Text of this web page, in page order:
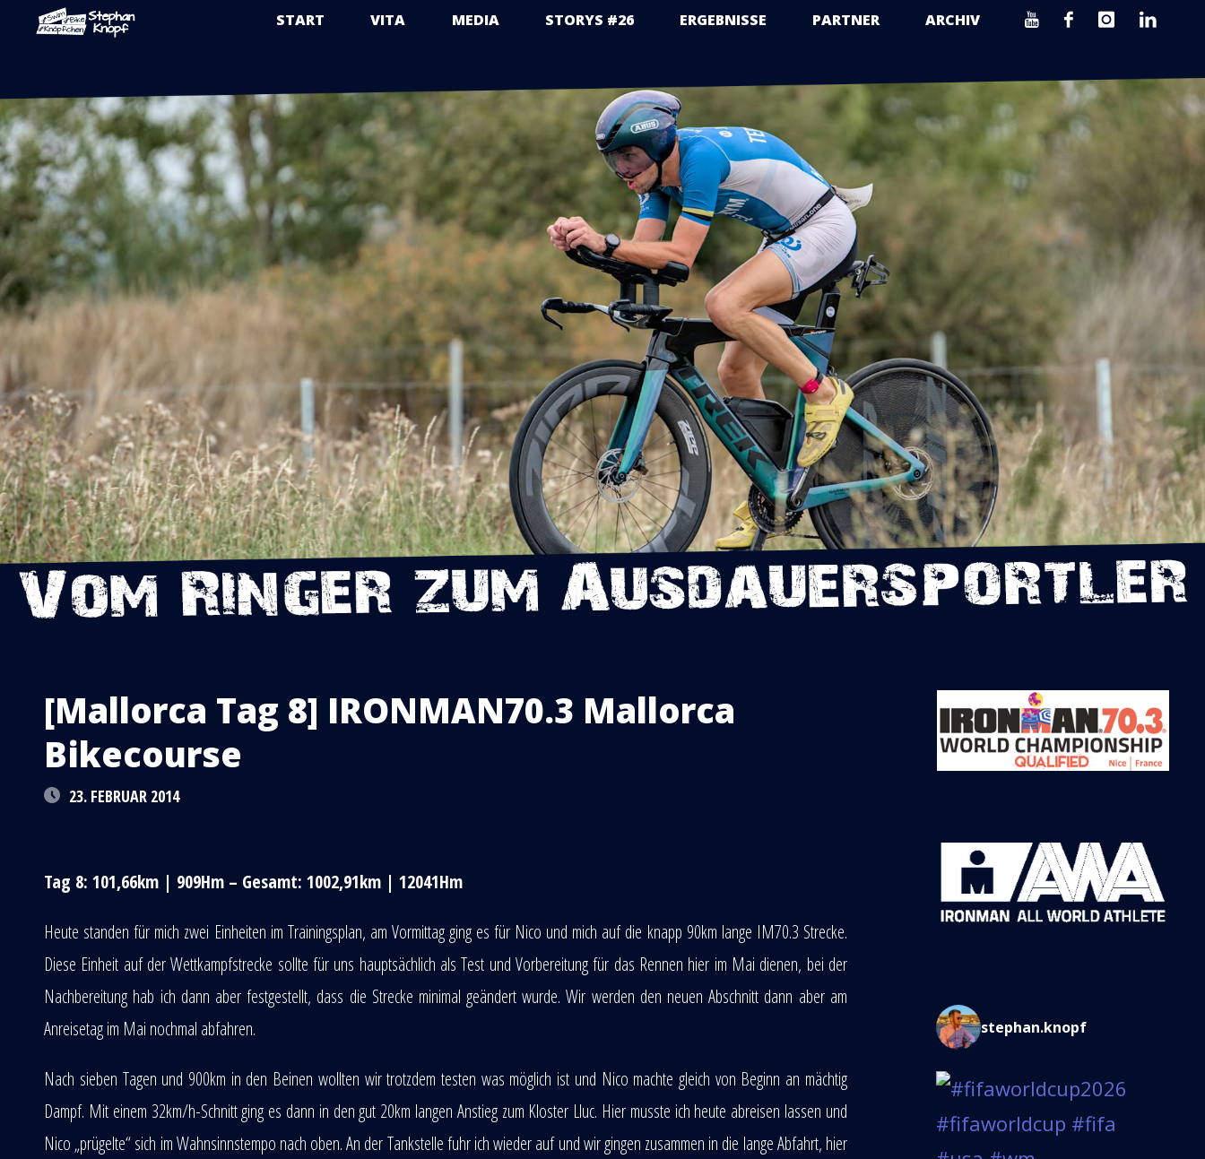
Zum
Inhalt
springen
START VITA MEDIA STORYS #26 ERGEBNISSE PARTNER ARCHIV
[Mallorca Tag 8] IRONMAN70.3 Mallorca
Bikecourse
23. FEBRUAR 2014
Tag 8: 101,66km | 909Hm – Gesamt: 1002,91km | 12041Hm
Heute standen für mich zwei Einheiten im Trainingsplan, am Vormittag ging es für Nico und mich auf die knapp 90km lange IM70.3 Strecke.
Diese Einheit auf der Wettkampfstrecke sollte für uns hauptsächlich als Test und Vorbereitung für das Rennen hier im Mai dienen, bei der
Nachbereitung hab ich dann aber festgestellt, dass die Strecke minimal geändert wurde. Wir werden den neuen Abschnitt dann aber am
Anreisetag im Mai nochmal abfahren.
Nach sieben Tagen und 900km in den Beinen wollten wir trotzdem testen was möglich ist und Nico machte gleich von Beginn an mächtig
Dampf. Mit einem 32km/h-Schnitt ging es dann in den gut 20km langen Anstieg zum Kloster Lluc. Hier musste ich heute abreisen lassen und
Nico „prügelte“ sich im Wahnsinnstempo nach oben. An der Tankstelle fuhr ich wieder auf und wir gingen zusammen in die lange Abfahrt, hier
stephan.knopf